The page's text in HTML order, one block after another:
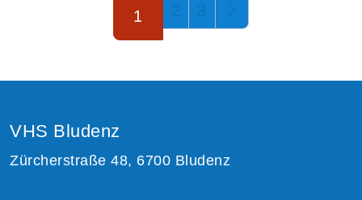
1 2 3
VHS Bludenz
Zürcherstraße 48, 6700 Bludenz